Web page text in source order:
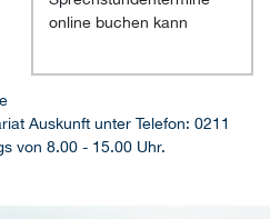
online buchen kann
Auskunft unter Telefon: 0211
von 8.00 - 15.00 Uhr.